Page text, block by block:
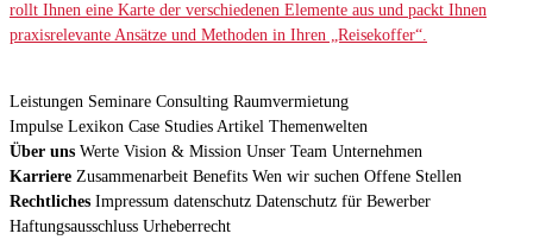
rollt Ihnen eine Karte der verschiedenen Elemente aus und packt Ihnen
praxisrelevante Ansätze und Methoden in Ihren „Reisekoffer“.
Leistungen Seminare Consulting Raumvermietung
Impulse Lexikon Case Studies Artikel Themenwelten
Über uns Werte Vision & Mission Unser Team Unternehmen
Karriere Zusammenarbeit Benefits Wen wir suchen Offene Stellen
Rechtliches Impressum datenschutz Datenschutz für Bewerber
Haftungsausschluss Urheberrecht